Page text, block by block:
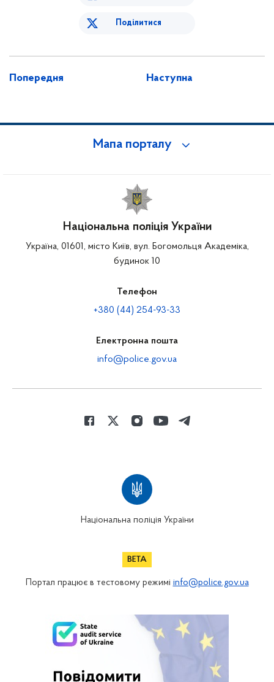
Поділитися
Попередня Наступна
Мапа порталу
Національна поліція України
Україна, 01601, місто Київ, вул. Богомольця Академіка,
будинок 10
Телефон
+380 (44) 254-93-33
Електронна пошта
info@police.gov.ua
Національна поліція України
Портал працює в тестовому режимі info@police.gov.ua